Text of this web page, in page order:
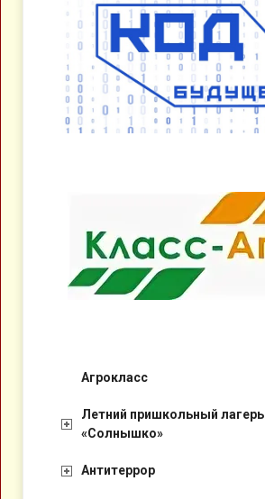
Агрокласс
Летний пришкольный лагерь
«Солнышко»
Антитеррор